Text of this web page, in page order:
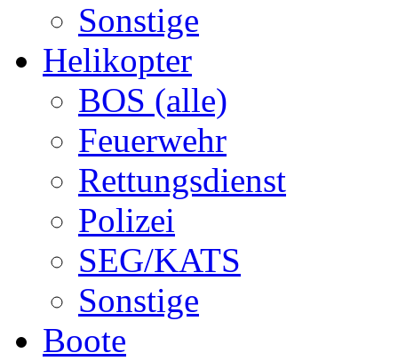
Sonstige
Helikopter
BOS (alle)
Feuerwehr
Rettungsdienst
Polizei
SEG/KATS
Sonstige
Boote